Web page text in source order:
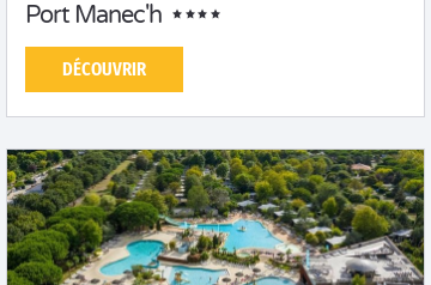
Port Manec'h
DÉCOUVRIR